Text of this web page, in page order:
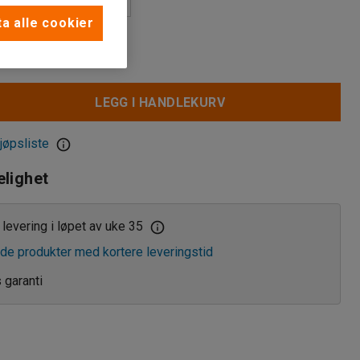
LEGG I HANDLEKURV
i løpet av uke 35
produkter med kortere leveringstid
garanti
alle cookier